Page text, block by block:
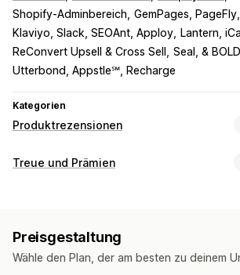
Shopify-Adminbereich GemPages,
Klaviyo, Slack, SEOAnt, Apploy
Lantern,
ReConvert Upsell & Cross Sell
Seal, &
Utterbond, Appstle℠, Recharge
Kategorien
Produktrezensionen
Anzeigeoptionen
Seite "Alle Rezensionen"
Rezensions-Highlights
Treue und Prämien
Affiliate-Programme
Individuelle Programme
Preisgestaltung
Wähle den Plan, der am besten zu deinem